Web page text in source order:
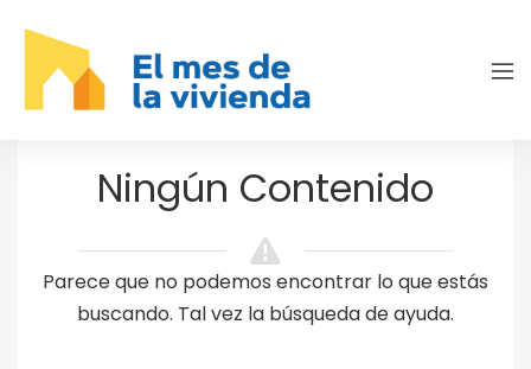
Ningún Contenido
Parece que no podemos encontrar lo que estás
buscando. Tal vez la búsqueda de ayuda.